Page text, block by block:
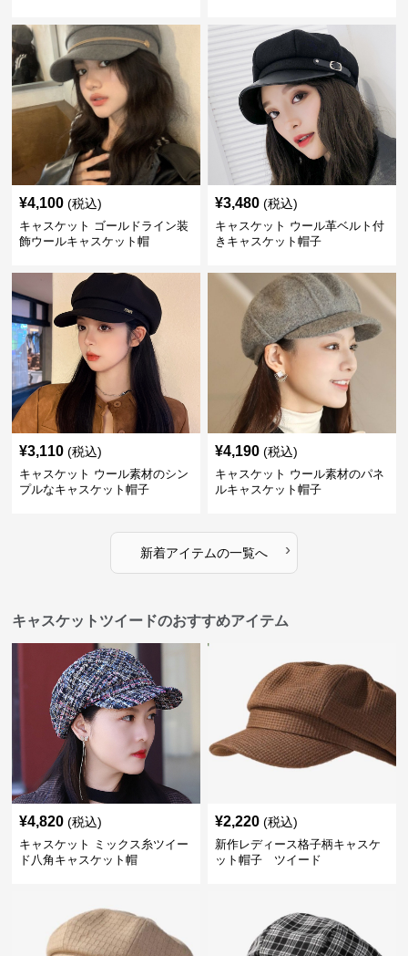
¥4,100 (税込)
キャスケット ゴールドライン装
飾ウールキャスケット帽
¥3,480 (税込)
キャスケット ウール革ベルト付
きキャスケット帽子
¥3,110 (税込)
キャスケット ウール素材のシン
プルなキャスケット帽子
¥4,190 (税込)
キャスケット ウール素材のパネ
ルキャスケット帽子
新着アイテムの一覧へ ›
キャスケットツイードのおすすめアイテム
¥4,820 (税込)
キャスケット ミックス糸ツイー
ド八角キャスケット帽
¥2,220 (税込)
新作レディース格子柄キャスケ
ット帽子 ツイード